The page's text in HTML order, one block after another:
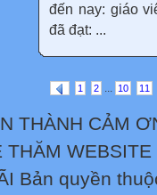
đến nay: giáo
đã đạt: ...
1 2 ... 10 11
THÀNH CẢM
THĂM
Bản quyền